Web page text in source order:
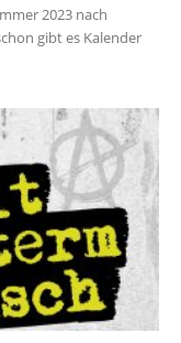
2023 nach
gibt es Kalender